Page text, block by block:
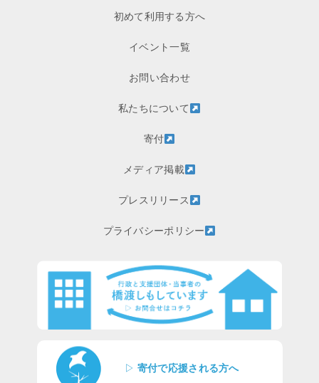
初めて利用する方へ
イベント一覧
お問い合わせ
私たちについて
寄付
メディア掲載
プレスリリース
プライバシーポリシー
▷ 寄付で応援される方へ